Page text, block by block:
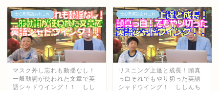
士心塾英語あれこれ
マスク外し忘れも動揺なし！
一般動詞が使われた文章で英
語シャドウイング！！ しし
士心塾英語あれこれ
リスニング上達と成長！頭真
っ白それでもやり切った英語
シャドウイング！ ししんち